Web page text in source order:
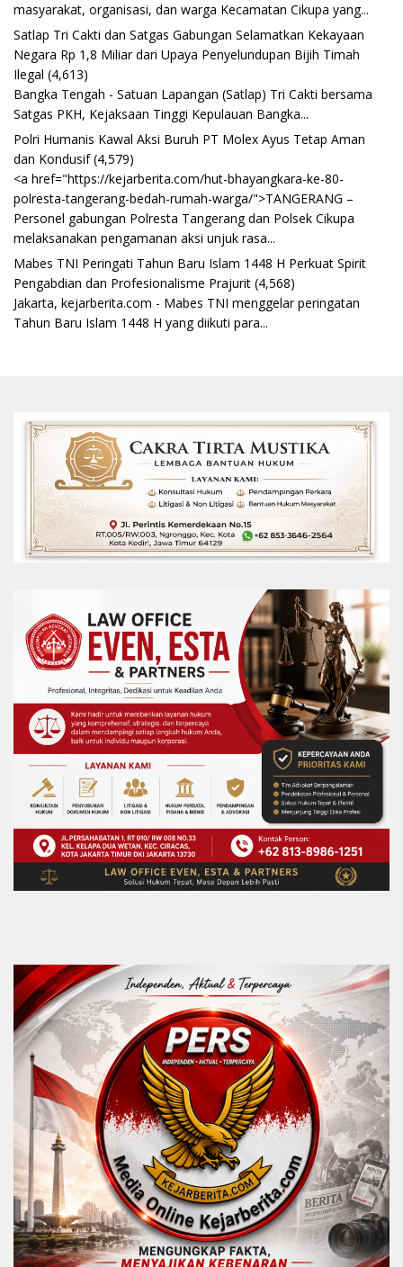
masyarakat, organisasi, dan warga Kecamatan Cikupa yang...
Satlap Tri Cakti dan Satgas Gabungan Selamatkan Kekayaan
Negara Rp 1,8 Miliar dari Upaya Penyelundupan Bijih Timah
Ilegal (4,613)
Bangka Tengah - Satuan Lapangan (Satlap) Tri Cakti bersama
Satgas PKH, Kejaksaan Tinggi Kepulauan Bangka...
Polri Humanis Kawal Aksi Buruh PT Molex Ayus Tetap Aman
dan Kondusif (4,579)
<a href="https://kejarberita.com/hut-bhayangkara-ke-80-
polresta-tangerang-bedah-rumah-warga/">TANGERANG –
Personel gabungan Polresta Tangerang dan Polsek Cikupa
melaksanakan pengamanan aksi unjuk rasa...
Mabes TNI Peringati Tahun Baru Islam 1448 H Perkuat Spirit
Pengabdian dan Profesionalisme Prajurit (4,568)
Jakarta, kejarberita.com - Mabes TNI menggelar peringatan
Tahun Baru Islam 1448 H yang diikuti para...